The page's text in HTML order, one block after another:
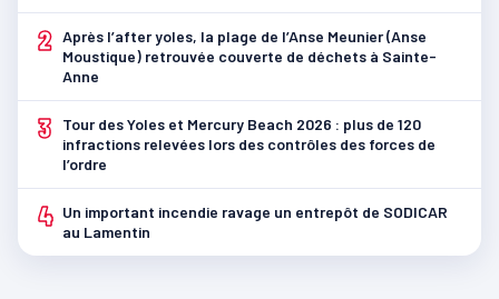
2 Après l’after yoles, la plage de l’Anse Meunier (Anse
Moustique) retrouvée couverte de déchets à Sainte-
Anne
3
Tour des Yoles et Mercury Beach 2026 : plus de 120
infractions relevées lors des contrôles des forces de
l’ordre
4 Un important incendie ravage un entrepôt de SODICAR
au Lamentin